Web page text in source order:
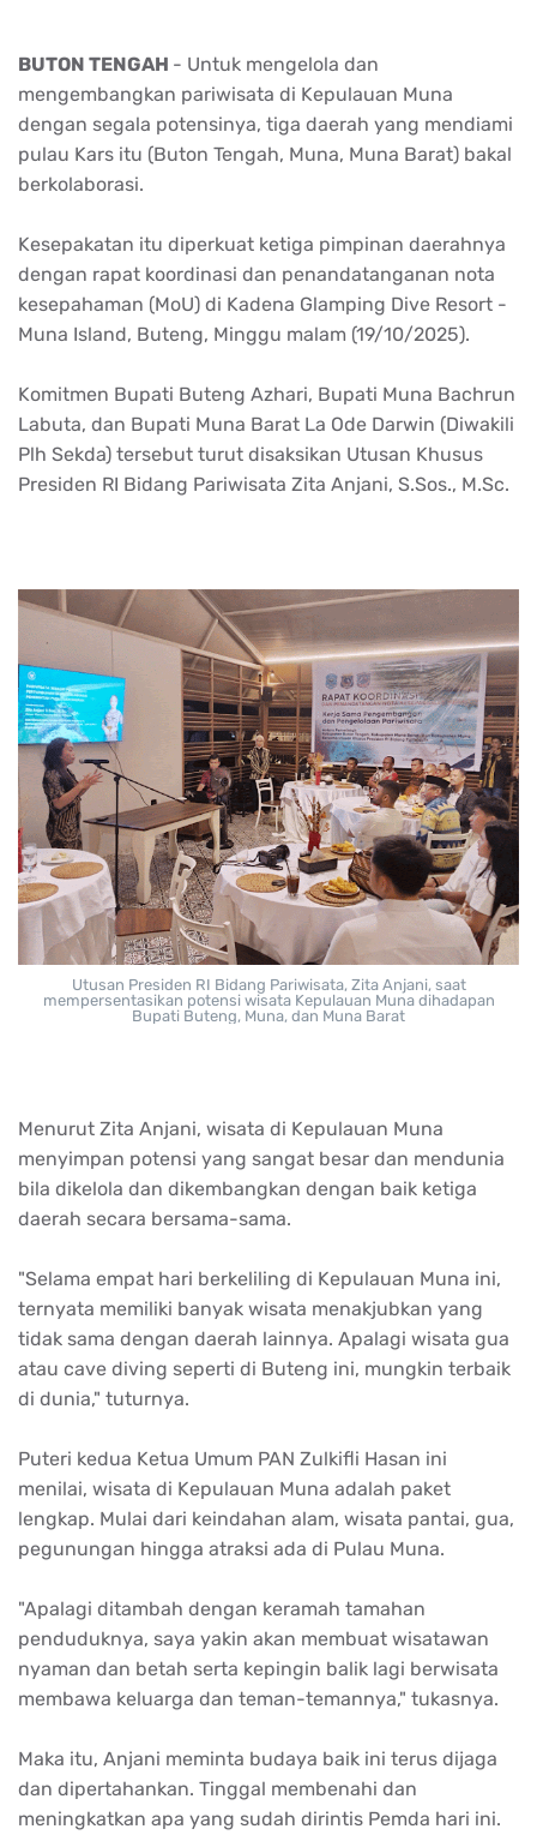
BUTON TENGAH - Untuk mengelola dan
mengembangkan pariwisata di Kepulauan Muna
dengan segala potensinya, tiga daerah yang mendiami
pulau Kars itu (Buton Tengah, Muna, Muna Barat) bakal
berkolaborasi.
Kesepakatan itu diperkuat ketiga pimpinan daerahnya
dengan rapat koordinasi dan penandatanganan nota
kesepahaman (MoU) di Kadena Glamping Dive Resort -
Muna Island, Buteng, Minggu malam (19/10/2025).
Komitmen Bupati Buteng Azhari, Bupati Muna Bachrun
Labuta, dan Bupati Muna Barat La Ode Darwin (Diwakili
Plh Sekda) tersebut turut disaksikan Utusan Khusus
Presiden RI Bidang Pariwisata Zita Anjani, S.Sos., M.Sc.
Utusan Presiden RI Bidang Pariwisata, Zita Anjani, saat
mempersentasikan potensi wisata Kepulauan Muna dihadapan
Bupati Buteng, Muna, dan Muna Barat
Menurut Zita Anjani, wisata di Kepulauan Muna
menyimpan potensi yang sangat besar dan mendunia
bila dikelola dan dikembangkan dengan baik ketiga
daerah secara bersama-sama.
"Selama empat hari berkeliling di Kepulauan Muna ini,
ternyata memiliki banyak wisata menakjubkan yang
tidak sama dengan daerah lainnya. Apalagi wisata gua
atau cave diving seperti di Buteng ini, mungkin terbaik
di dunia," tuturnya.
Puteri kedua Ketua Umum PAN Zulkifli Hasan ini
menilai, wisata di Kepulauan Muna adalah paket
lengkap. Mulai dari keindahan alam, wisata pantai, gua,
pegunungan hingga atraksi ada di Pulau Muna.
"Apalagi ditambah dengan keramah tamahan
penduduknya, saya yakin akan membuat wisatawan
nyaman dan betah serta kepingin balik lagi berwisata
membawa keluarga dan teman-temannya," tukasnya.
Maka itu, Anjani meminta budaya baik ini terus dijaga
dan dipertahankan. Tinggal membenahi dan
meningkatkan apa yang sudah dirintis Pemda hari ini.